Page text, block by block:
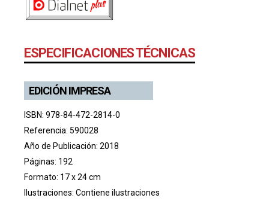
ESPECIFICACIONES TÉCNICAS
EDICIÓN IMPRESA
ISBN: 978-84-472-2814-0
Referencia: 590028
Año de Publicación: 2018
Páginas: 192
Formato: 17 x 24 cm
Ilustraciones: Contiene ilustraciones